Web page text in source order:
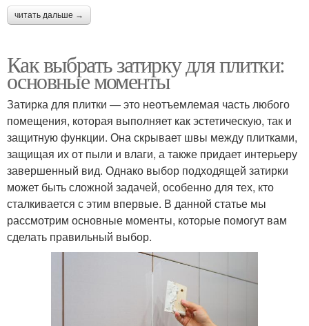
читать дальше →
Как выбрать затирку для плитки:
основные моменты
Затирка для плитки — это неотъемлемая часть любого
помещения, которая выполняет как эстетическую, так и
защитную функции. Она скрывает швы между плитками,
защищая их от пыли и влаги, а также придает интерьеру
завершенный вид. Однако выбор подходящей затирки
может быть сложной задачей, особенно для тех, кто
сталкивается с этим впервые. В данной статье мы
рассмотрим основные моменты, которые помогут вам
сделать правильный выбор.